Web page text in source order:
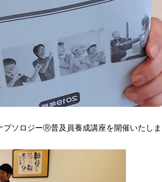
ソロジーⓇ普及員養成講座を開催いたしま